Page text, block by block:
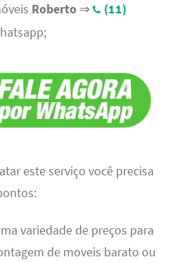
Roberto⇒
(11)
este serviço você precisa
variedade de preços para
de moveis barato ou